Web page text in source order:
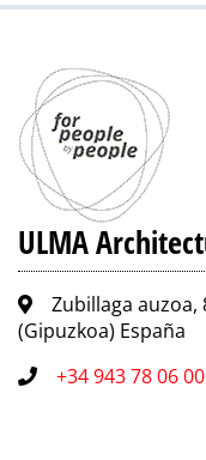
ULMA
Zubillaga auzoa,
(Gipuzkoa) España
+34 943 78 06 00